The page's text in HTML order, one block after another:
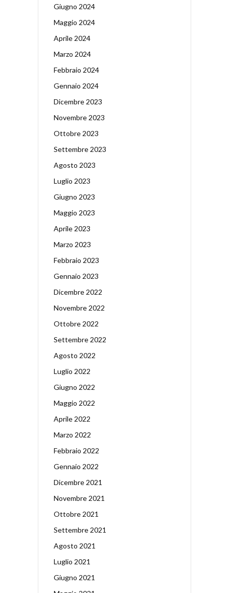
Giugno 2024
Maggio 2024
Aprile 2024
Marzo 2024
Febbraio 2024
Gennaio 2024
Dicembre 2023
Novembre 2023
Ottobre 2023
Settembre 2023
Agosto 2023
Luglio 2023
Giugno 2023
Maggio 2023
Aprile 2023
Marzo 2023
Febbraio 2023
Gennaio 2023
Dicembre 2022
Novembre 2022
Ottobre 2022
Settembre 2022
Agosto 2022
Luglio 2022
Giugno 2022
Maggio 2022
Aprile 2022
Marzo 2022
Febbraio 2022
Gennaio 2022
Dicembre 2021
Novembre 2021
Ottobre 2021
Settembre 2021
Agosto 2021
Luglio 2021
Giugno 2021